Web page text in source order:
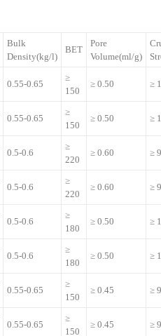
Bulk
Density(kg/l)
BET
Pore
Volume(ml/g)
0.55-0.65
≥
150
≥ 0.50 ≥
0.55-0.65
≥
150
≥ 0.50 ≥
0.5-0.6
≥
220
≥ 0.60 ≥
0.5-0.6
≥
220
≥ 0.60 ≥
0.5-0.6
≥
180
≥ 0.50 ≥
0.5-0.6
≥
180
≥ 0.50 ≥
0.55-0.65
≥
150
≥ 0.45 ≥
0.55-0.65
≥
150
≥ 0.45 ≥